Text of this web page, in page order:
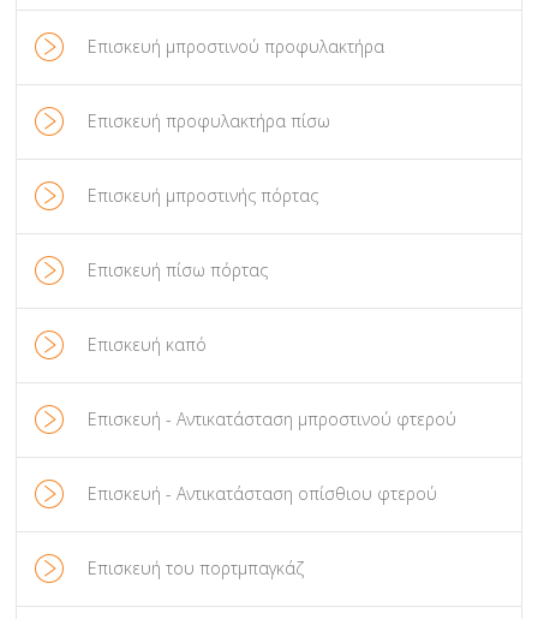
Επισκευή μπροστινού προφυλακτήρα
Επισκευή προφυλακτήρα πίσω
Επισκευή μπροστινής πόρτας
Επισκευή πίσω πόρτας
Επισκευή καπό
Επισκευή - Αντικατάσταση μπροστινού φτερού
Επισκευή - Αντικατάσταση οπίσθιου φτερού
Επισκευή του πορτμπαγκάζ